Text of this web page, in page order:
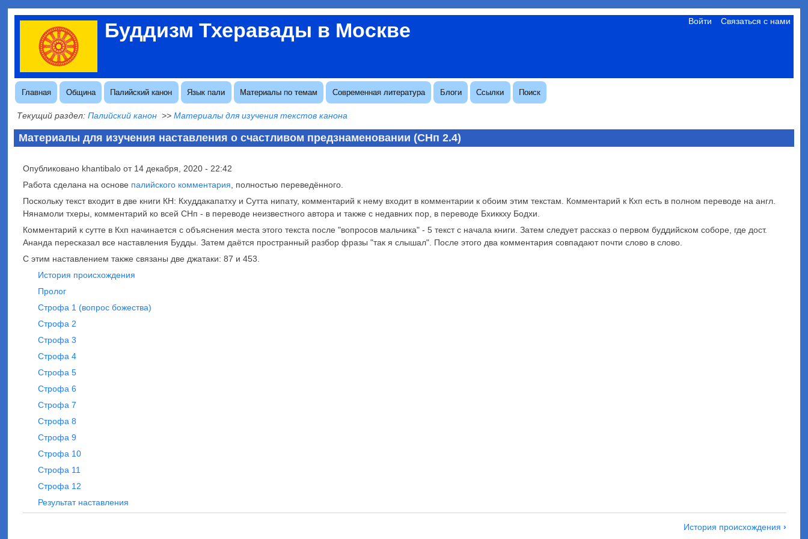
Перейти
основному
содержанию
Буддизм Тхеравады в Москве
Меню
учётной
записи
пользователя
Войти Связаться с нами
Основная
навигация
Главная Община Палийский канон Язык пали Материалы по темам Современная литература Блоги Ссылки Поиск
Текущий раздел:Палийский канон >>Материалы для изучения текстов канона
Материалы для изучения наставления о счастливом предзнаменовании (СНп 2.4)
Опубликовано khantibalo от 14 декабря, 2020 - 22:42
Работа сделана на основе палийского комментария, полностью переведённого.
Поскольку текст входит в две книги КН: Кхуддакапатху и Сутта нипату, комментарий к нему входит в комментарии к обоим этим текстам. Комментарий к Кхп есть в полном переводе на англ.
Нянамоли тхеры, комментарий ко всей СНп - в переводе неизвестного автора и также с недавних пор, в переводе Бхиккху Бодхи.
Комментарий к сутте в Кхп начинается с объяснения места этого текста после "вопросов мальчика" - 5 текст с начала книги. Затем следует рассказ о первом буддийском соборе, где дост.
Ананда пересказал все наставления Будды. Затем даётся пространный разбор фразы "так я слышал". После этого два комментария совпадают почти слово в слово.
С этим наставлением также связаны две джатаки: 87 и 453.
История происхождения
Пролог
Строфа 1 (вопрос божества)
Строфа 2
Строфа 3
Строфа 4
Строфа 5
Строфа 6
Строфа 7
Строфа 8
Строфа 9
Строфа 10
Строфа 11
Строфа 12
Результат наставления
История происхождения ›